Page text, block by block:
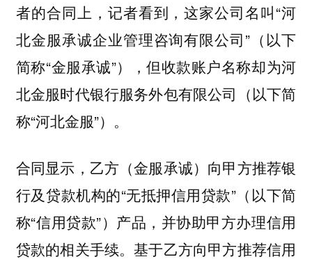
者的合同上，记者看到，这家公司名叫“河
北金服承诚企业管理咨询有限公司”（以下
简称“金服承诚”），但收款账户名称却为河
北金服时代银行服务外包有限公司（以下简
称“河北金服”）。
合同显示，乙方（金服承诚）向甲方推荐银
行及贷款机构的“无抵押信用贷款”（以下简
称“信用贷款”）产品，并协助甲方办理信用
贷款的相关手续。基于乙方向甲方推荐信用